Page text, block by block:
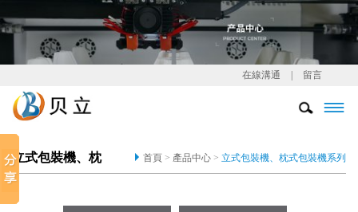
在線溝通 留言

立式包裝機、枕 首頁 > 產品中心 > 立式包裝機、枕式包裝機系列